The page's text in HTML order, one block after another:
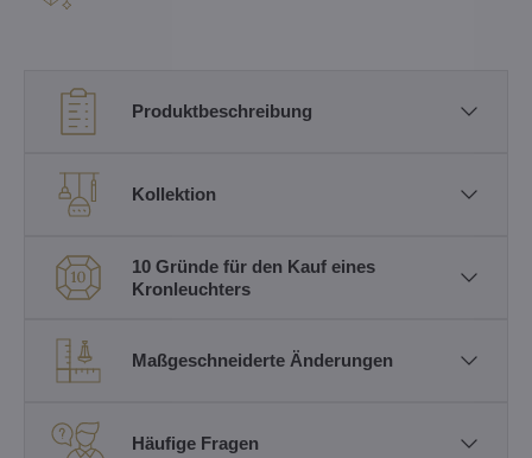
Produktbeschreibung
Kollektion
10 Gründe für den Kauf eines
Kronleuchters
Maßgeschneiderte Änderungen
Häufige Fragen